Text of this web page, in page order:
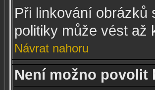
Při linkování obrázků
politiky může vést až
Návrat nahoru
Není možno povolit